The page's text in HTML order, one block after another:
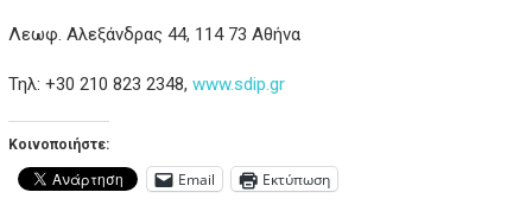
Λεωφ. Αλεξάνδρας 44, 114 73 Αθήνα
Τηλ: +30 210 823 2348, www.sdip.gr
Κοινοποιήστε:
Email Εκτύπωση